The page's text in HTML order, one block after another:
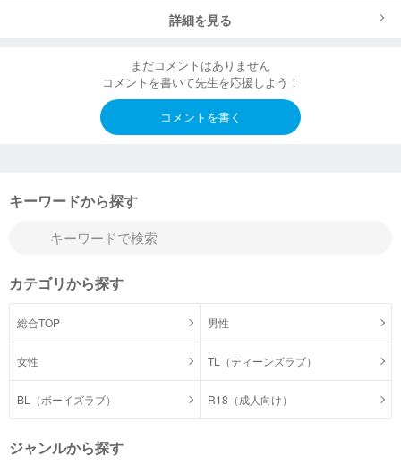
詳細を見る
まだコメントはありません
コメントを書いて先生を応援しよう！
コメントを書く
キーワードから探す
カテゴリから探す
総合TOP 男性
女性 TL（ティーンズラブ）
BL（ボーイズラブ） R18（成人向け）
ジャンルから探す